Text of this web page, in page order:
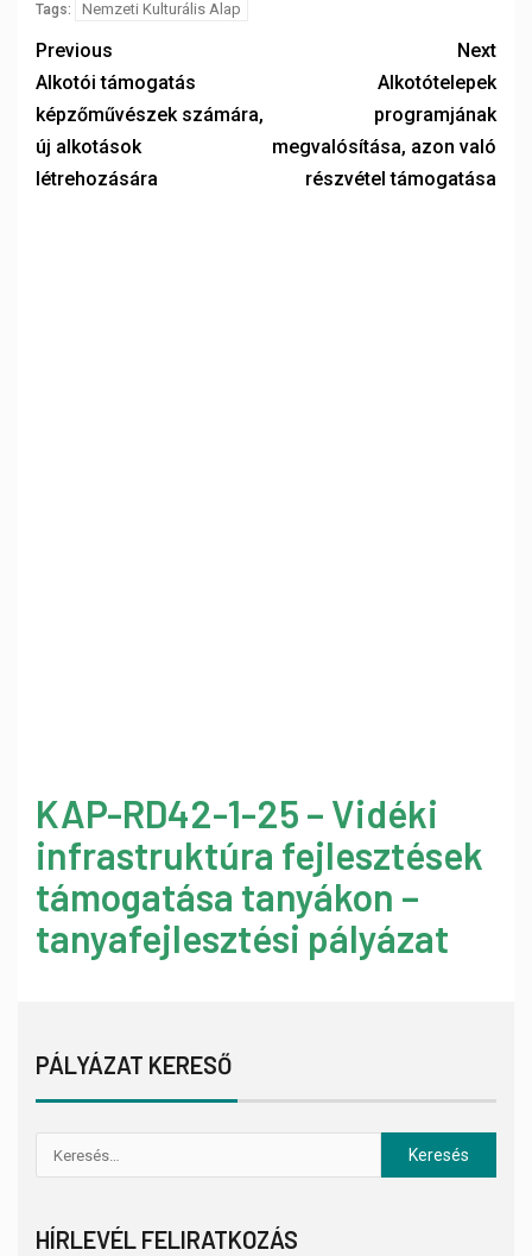
Tags: Nemzeti Kulturális Alap
Previous
Alkotói támogatás
képzőművészek számára,
új alkotások
létrehozására
Next
Alkotótelepek
programjának
megvalósítása, azon való
részvétel támogatása
KAP-RD42-1-25 – Vidéki
infrastruktúra fejlesztések
támogatása tanyákon –
tanyafejlesztési pályázat
PÁLYÁZAT KERESŐ
HÍRLEVÉL FELIRATKOZÁS